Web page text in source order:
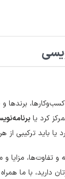
کرد یا
باید ترکیبی از هر
و تفاوت‌ها،
دارید، با ما